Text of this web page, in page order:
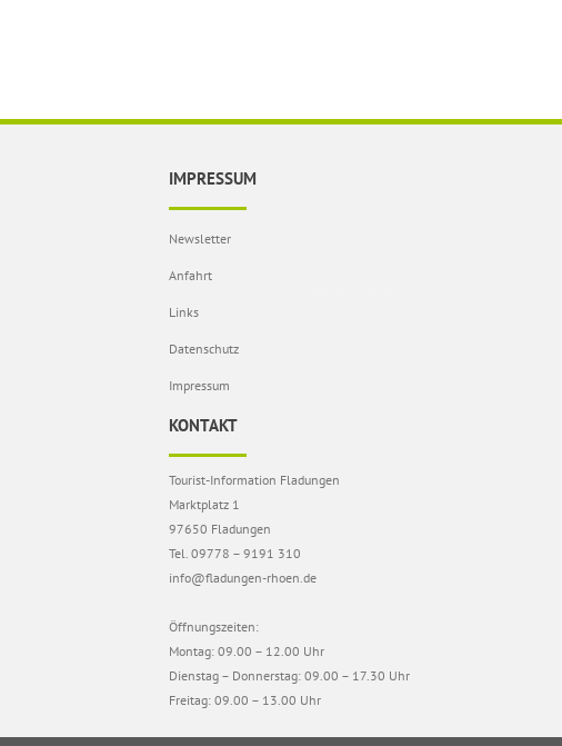
IMPRESSUM
Newsletter
Anfahrt
Links
Datenschutz
Impressum
KONTAKT
Tourist-Information Fladungen
Marktplatz 1
97650 Fladungen
Tel. 09778 – 9191 310
info@fladungen-rhoen.de
Öffnungszeiten:
Montag: 09.00 – 12.00 Uhr
Dienstag – Donnerstag: 09.00 – 17.30 Uhr
Freitag: 09.00 – 13.00 Uhr